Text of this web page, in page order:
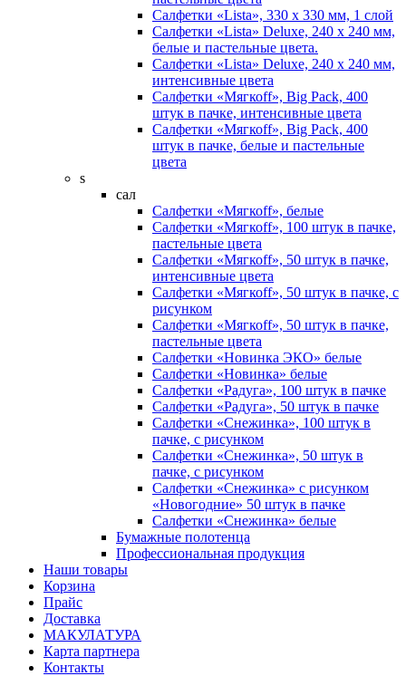
Салфетки «Lista», 330 х 330 мм, 1 слой
Салфетки «Lista» Deluxe, 240 х 240 мм,
белые и пастельные цвета.
Салфетки «Lista» Deluxe, 240 х 240 мм,
интенсивные цвета
Салфетки «Мягкоff», Big Pack, 400
штук в пачке, интенсивные цвета
Салфетки «Мягкоff», Big Pack, 400
штук в пачке, белые и пастельные
цвета
s
сал
Салфетки «Мягкоff», белые
Салфетки «Мягкоff», 100 штук в пачке,
пастельные цвета
Салфетки «Мягкоff», 50 штук в пачке,
интенсивные цвета
Салфетки «Мягкоff», 50 штук в пачке, с
рисунком
Салфетки «Мягкоff», 50 штук в пачке,
пастельные цвета
Салфетки «Новинка ЭКО» белые
Салфетки «Новинка» белые
Салфетки «Радуга», 100 штук в пачке
Салфетки «Радуга», 50 штук в пачке
Салфетки «Снежинка», 100 штук в
пачке, с рисунком
Салфетки «Снежинка», 50 штук в
пачке, с рисунком
Салфетки «Снежинка» с рисунком
«Новогодние» 50 штук в пачке
Салфетки «Снежинка» белые
Бумажные полотенца
Профессиональная продукция
Наши товары
Корзина
Прайс
Доставка
МАКУЛАТУРА
Карта партнера
Контакты